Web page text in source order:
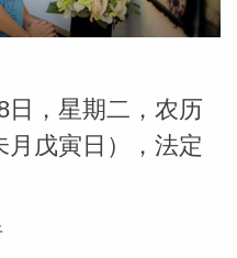
日，星期二，农历
戊寅日），法定